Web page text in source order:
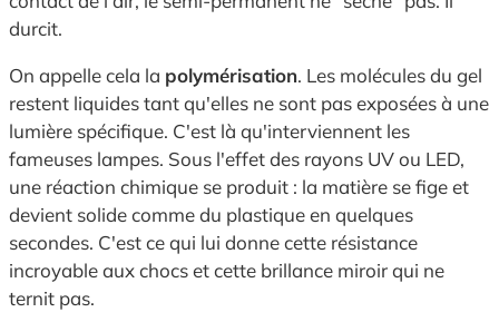
durcit.
On appelle cela la polymérisation. Les molécules du gel
restent liquides tant qu'elles ne sont pas exposées à une
lumière spécifique. C'est là qu'interviennent les
fameuses lampes. Sous l'effet des rayons UV ou LED,
une réaction chimique se produit : la matière se fige et
devient solide comme du plastique en quelques
secondes. C'est ce qui lui donne cette résistance
incroyable aux chocs et cette brillance miroir qui ne
ternit pas.